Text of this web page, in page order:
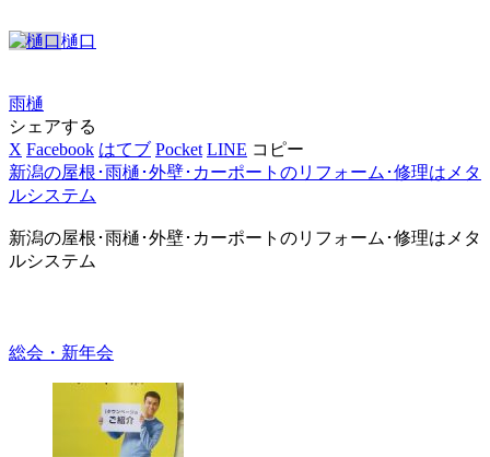
樋口
雨樋
シェアする
X Facebook はてブ Pocket LINE コピー
新潟の屋根･雨樋･外壁･カーポートのリフォーム･修理はメタ
ルシステム
新潟の屋根･雨樋･外壁･カーポートのリフォーム･修理はメタ
ルシステム
総会・新年会